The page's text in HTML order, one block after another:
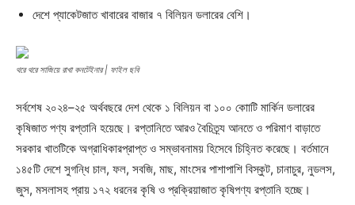
দেশে প্যাকেটজাত খাবারের বাজার ৭ বিলিয়ন ডলারের বেশি।
থরে থরে সাজিয়ে রাখা কনটেইনার | ফাইল ছবি
সর্বশেষ ২০২৪–২৫ অর্থবছরে দেশ থেকে ১ বিলিয়ন বা ১০০ কোাটি মার্কিন ডলারের
কৃষিজাত পণ্য রপ্তানি হয়েছে। রপ্তানিতে আরও বৈচিত্র্য আনতে ও পরিমাণ বাড়াতে
সরকার খাতটিকে অগ্রাধিকারপ্রাপ্ত ও সম্ভাবনাময় হিসেবে চিহ্নিত করেছে। বর্তমানে
১৪৫টি দেশে সুগন্ধি চাল, ফল, সবজি, মাছ, মাংসের পাশাপাশি বিস্কুট, চানাচুর, নুডলস,
জুস, মসলাসহ প্রায় ১৭২ ধরনের কৃষি ও প্রক্রিয়াজাত কৃষিপণ্য রপ্তানি হচ্ছে।